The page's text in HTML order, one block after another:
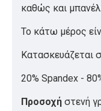
καθώς και
Το κάτω μέρος
Κατασκευάζεται
20% Spandex -
Προσοχή στενή